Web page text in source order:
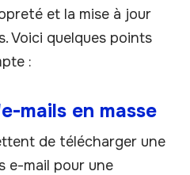
et la mise à jour
Voici quelques points
:
mails en masse
de télécharger une
e-mail pour une